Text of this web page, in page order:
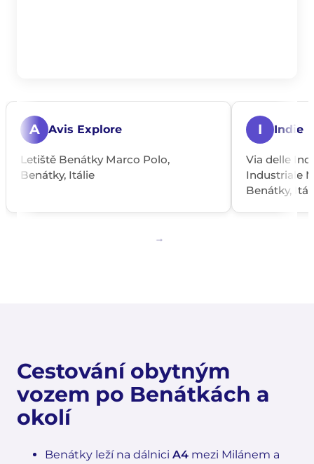
A Avis Explore
Letiště Benátky Marco Polo,
Benátky, Itálie
I Indie
Via delle
Industriale
Benátky,
Cestování obytným
vozem po Benátkách a
okolí
Benátky leží na dálnici A4 mezi Milánem a